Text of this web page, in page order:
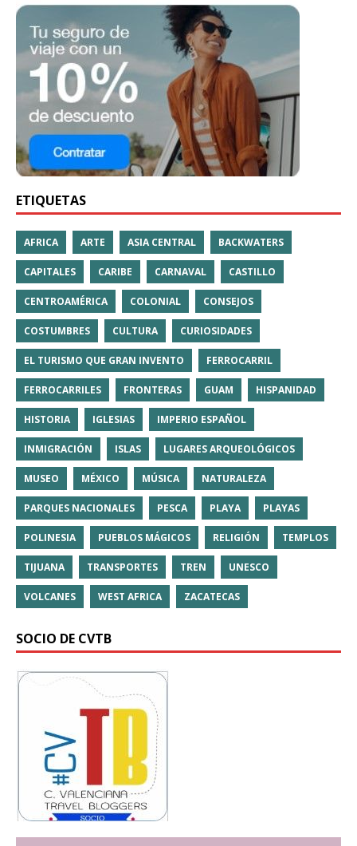
ETIQUETAS
AFRICA ARTE ASIA CENTRAL BACKWATERS
CAPITALES CARIBE CARNAVAL CASTILLO
CENTROAMÉRICA COLONIAL CONSEJOS
COSTUMBRES CULTURA CURIOSIDADES
EL TURISMO QUE GRAN INVENTO FERROCARRIL
FERROCARRILES FRONTERAS GUAM HISPANIDAD
HISTORIA IGLESIAS IMPERIO ESPAÑOL
INMIGRACIÓN ISLAS LUGARES ARQUEOLÓGICOS
MUSEO MÉXICO MÚSICA NATURALEZA
PARQUES NACIONALES PESCA PLAYA PLAYAS
POLINESIA PUEBLOS MÁGICOS RELIGIÓN TEMPLOS
TIJUANA TRANSPORTES TREN UNESCO
VOLCANES WEST AFRICA ZACATECAS
SOCIO DE CVTB